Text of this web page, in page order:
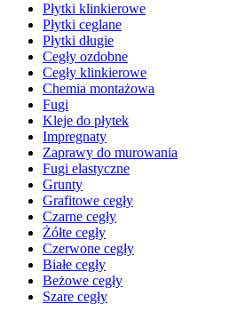
Płytki klinkierowe
Płytki ceglane
Płytki długie
Cegły ozdobne
Cegły klinkierowe
Chemia montażowa
Fugi
Kleje do płytek
Impregnaty
Zaprawy do murowania
Fugi elastyczne
Grunty
Grafitowe cegły
Czarne cegły
Żółte cegły
Czerwone cegły
Białe cegły
Beżowe cegły
Szare cegły